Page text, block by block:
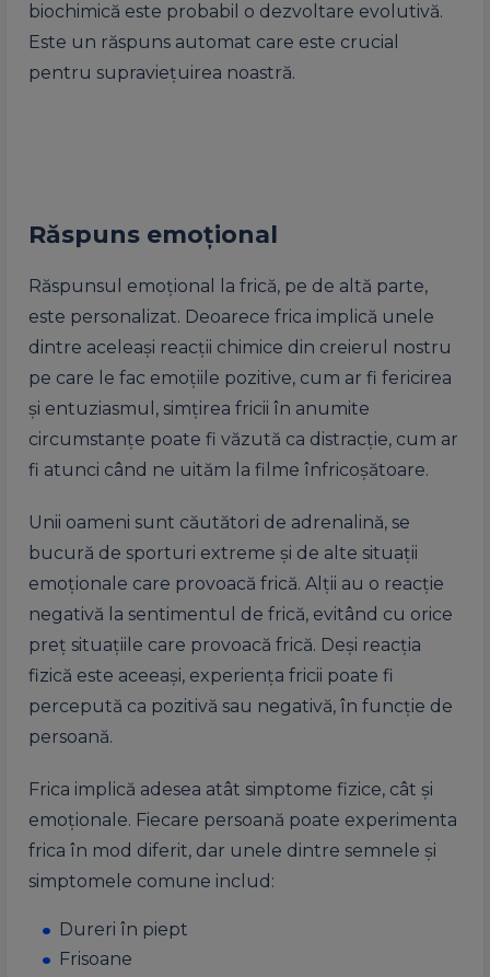
biochimică este probabil o dezvoltare evolutivă.
Este un răspuns automat care este crucial
pentru supraviețuirea noastră.
Răspuns emoțional
Răspunsul emoțional la frică, pe de altă parte,
este personalizat. Deoarece frica implică unele
dintre aceleași reacții chimice din creierul nostru
pe care le fac emoțiile pozitive, cum ar fi fericirea
și entuziasmul, simțirea fricii în anumite
circumstanțe poate fi văzută ca distracție, cum ar
fi atunci când ne uităm la filme înfricoșătoare.
Unii oameni sunt căutători de adrenalină, se
bucură de sporturi extreme și de alte situații
emoționale care provoacă frică. Alții au o reacție
negativă la sentimentul de frică, evitând cu orice
preț situațiile care provoacă frică. Deși reacția
fizică este aceeași, experiența fricii poate fi
percepută ca pozitivă sau negativă, în funcție de
persoană.
Frica implică adesea atât simptome fizice, cât și
emoționale. Fiecare persoană poate experimenta
frica în mod diferit, dar unele dintre semnele și
simptomele comune includ:
Dureri în piept
Frisoane